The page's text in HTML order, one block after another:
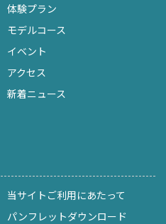
体験プラン
モデルコース
イベント
アクセス
新着ニュース
当サイトご利用にあたって
パンフレットダウンロード